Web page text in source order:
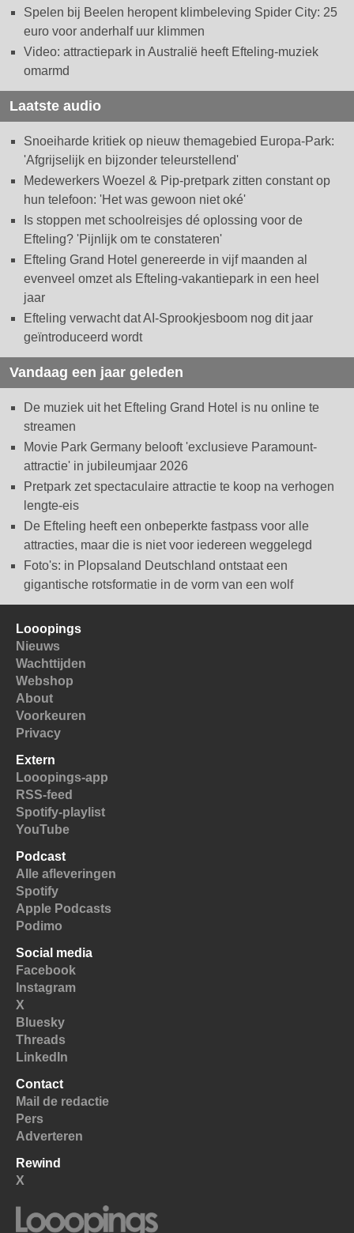
Spelen bij Beelen heropent klimbeleving Spider City: 25
euro voor anderhalf uur klimmen
Video: attractiepark in Australië heeft Efteling-muziek
omarmd
Laatste audio
Snoeiharde kritiek op nieuw themagebied Europa-Park:
'Afgrijselijk en bijzonder teleurstellend'
Medewerkers Woezel & Pip-pretpark zitten constant op
hun telefoon: 'Het was gewoon niet oké'
Is stoppen met schoolreisjes dé oplossing voor de
Efteling? 'Pijnlijk om te constateren'
Efteling Grand Hotel genereerde in vijf maanden al
evenveel omzet als Efteling-vakantiepark in een heel
jaar
Efteling verwacht dat AI-Sprookjesboom nog dit jaar
geïntroduceerd wordt
Vandaag een jaar geleden
De muziek uit het Efteling Grand Hotel is nu online te
streamen
Movie Park Germany belooft 'exclusieve Paramount-
attractie' in jubileumjaar 2026
Pretpark zet spectaculaire attractie te koop na verhogen
lengte-eis
De Efteling heeft een onbeperkte fastpass voor alle
attracties, maar die is niet voor iedereen weggelegd
Foto's: in Plopsaland Deutschland ontstaat een
gigantische rotsformatie in de vorm van een wolf
Looopings
Nieuws
Wachttijden
Webshop
About
Voorkeuren
Privacy
Extern
Looopings-app
RSS-feed
Spotify-playlist
YouTube
Podcast
Alle afleveringen
Spotify
Apple Podcasts
Podimo
Social media
Facebook
Instagram
X
Bluesky
Threads
LinkedIn
Contact
Mail de redactie
Pers
Adverteren
Rewind
X